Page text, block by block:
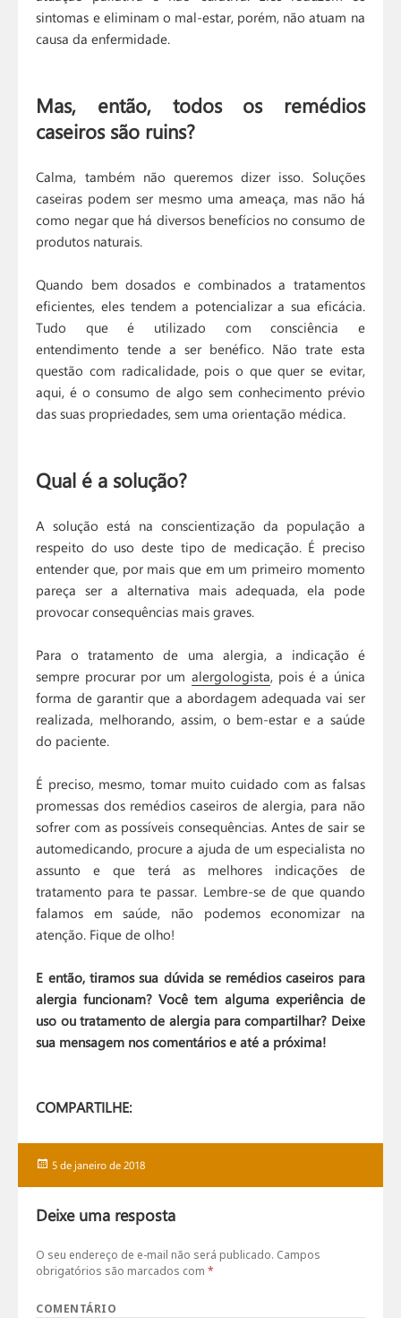
sintomas e eliminam o mal-estar, porém, não atuam na
causa da enfermidade.
Mas, então, todos os remédios
caseiros são ruins?
Calma, também não queremos dizer isso. Soluções
caseiras podem ser mesmo uma ameaça, mas não há
como negar que há diversos benefícios no consumo de
produtos naturais.
Quando bem dosados e combinados a tratamentos
eficientes, eles tendem a potencializar a sua eficácia.
Tudo que é utilizado com consciência e
entendimento tende a ser benéfico. Não trate esta
questão com radicalidade, pois o que quer se evitar,
aqui, é o consumo de algo sem conhecimento prévio
das suas propriedades, sem uma orientação médica.
Qual é a solução?
A solução está na conscientização da população a
respeito do uso deste tipo de medicação. É preciso
entender que, por mais que em um primeiro momento
pareça ser a alternativa mais adequada, ela pode
provocar consequências mais graves.
Para o tratamento de uma alergia, a indicação é
sempre procurar por um alergologista, pois é a única
forma de garantir que a abordagem adequada vai ser
realizada, melhorando, assim, o bem-estar e a saúde
do paciente.
É preciso, mesmo, tomar muito cuidado com as falsas
promessas dos remédios caseiros de alergia, para não
sofrer com as possíveis consequências. Antes de sair se
automedicando, procure a ajuda de um especialista no
assunto e que terá as melhores indicações de
tratamento para te passar. Lembre-se de que quando
falamos em saúde, não podemos economizar na
atenção. Fique de olho!
E então, tiramos sua dúvida se remédios caseiros para
alergia funcionam? Você tem alguma experiência de
uso ou tratamento de alergia para compartilhar? Deixe
sua mensagem nos comentários e até a próxima!
COMPARTILHE:
Publicado
5 de janeiro de 2018
Deixe uma resposta
O seu endereço de e-mail não será publicado. Campos
obrigatórios são marcados com*
COMENTÁRIO